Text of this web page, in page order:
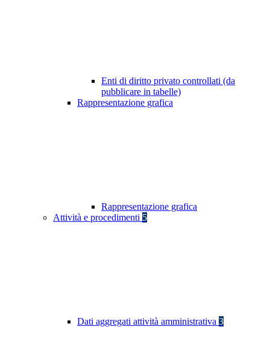
Enti di diritto privato controllati (da
pubblicare in tabelle)
Rappresentazione grafica
Rappresentazione grafica
Attività e procedimenti 5
Dati aggregati attività amministrativa 3